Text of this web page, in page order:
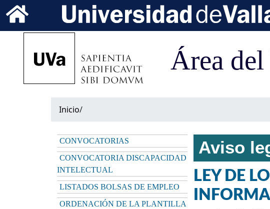
Inicio/
CONVOCATORIAS
CONVOCATORIA DISCAPACIDAD
INTELECTUAL
LISTADOS BOLSAS DE EMPLEO
ORDENACIÓN DE LA PLANTILLA
Aviso
LEY DE